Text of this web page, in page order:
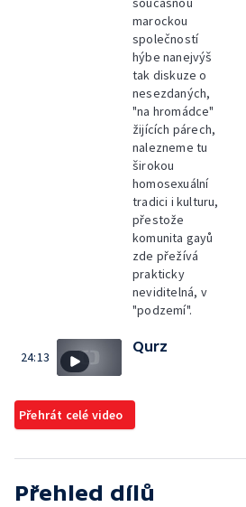
marockou
společností
hýbe nanejvýš
tak diskuze o
nesezdaných,
"na hromádce"
žijících párech,
nalezneme tu
širokou
homosexuální
tradici i kulturu,
přestože
komunita gayů
zde přežívá
prakticky
neviditelná, v
"podzemí".
24:13
Qurz
Přehrát celé video
Přehled dílů